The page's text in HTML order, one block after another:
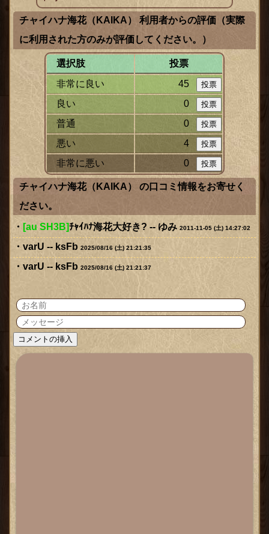
チャイハナ海花（KAIKA） 利用者からの評価（実際
に利用された方のみが評価してください。）
選択肢
投票
非常に良い
45
良い
0
普通
0
悪い
4
非常に悪い
0
チャイハナ海花（KAIKA） の口コミ情報をお寄せく
ださい。
[au SH3B]ﾁｬｲﾊﾅ海花大好き? -- ゆみ 2011-11-05 (土) 14:27:02
varU -- ksFb 2025/08/16 (土) 21:21:35
varU -- ksFb 2025/08/16 (土) 21:21:37